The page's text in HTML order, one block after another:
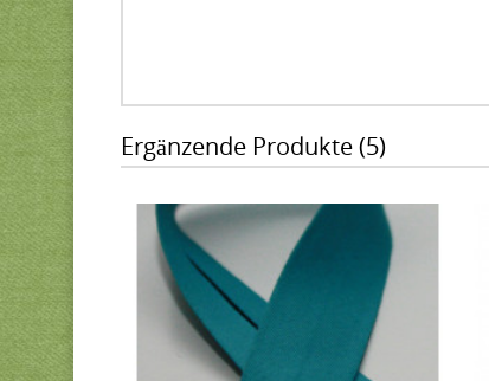
Ergänzende Produkte (5)